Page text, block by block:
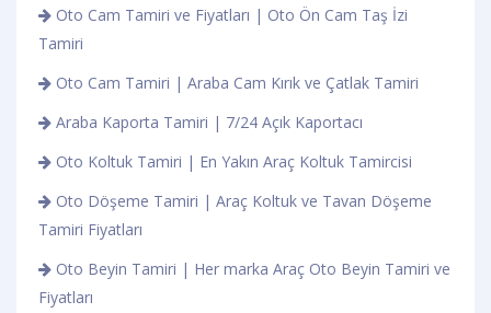
Oto Cam Tamiri ve Fiyatları | Oto Ön Cam Taş İzi
Tamiri
Oto Cam Tamiri | Araba Cam Kırık ve Çatlak Tamiri
Araba Kaporta Tamiri | 7/24 Açık Kaportacı
Oto Koltuk Tamiri | En Yakın Araç Koltuk Tamircisi
Oto Döşeme Tamiri | Araç Koltuk ve Tavan Döşeme
Tamiri Fiyatları
Oto Beyin Tamiri | Her marka Araç Oto Beyin Tamiri ve
Fiyatları